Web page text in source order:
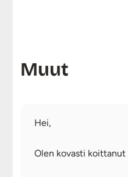
Muut
Hei,
Olen kovasti koittanut